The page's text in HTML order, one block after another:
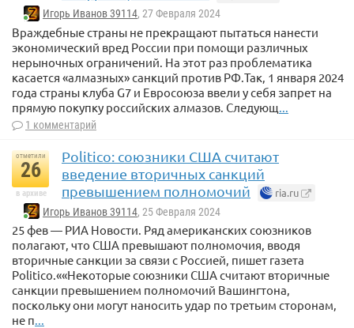
Игорь Иванов 39114, 27 Февраля 2024
Враждебные страны не прекращают пытаться нанести
экономический вред России при помощи различных
нерыночных ограничений. На этот раз проблематика
касается «алмазных» санкций против РФ.Так, 1 января 2024
года страны клуба G7 и Евросоюза ввели у себя запрет на
прямую покупку российских алмазов. Следующ
1 комментарий
отметили
26
в архиве
Politico: союзники США считают
введение вторичных санкций
превышением полномочий
ria.ru
Игорь Иванов 39114, 25 Февраля 2024
25 фев — РИА Новости. Ряд американских союзников
полагают, что США превышают полномочия, вводя
вторичные санкции за связи с Россией, пишет газета
Politico.««Некоторые союзники США считают вторичные
санкции превышением полномочий Вашингтона,
поскольку они могут наносить удар по третьим сторонам,
не п...